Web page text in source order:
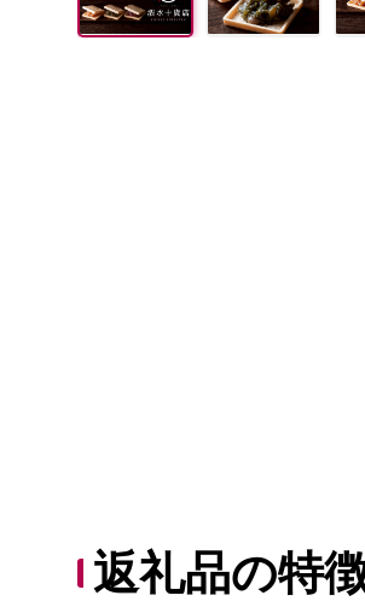
返礼品の特